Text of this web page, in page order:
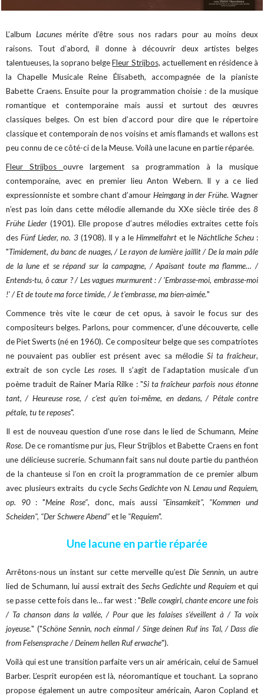
L’album Lacunesmérite d’être sous nos radars pour au moins deux
raisons. Tout d’abord, il donne à découvrir deux artistes belges
talentueuses, la soprano belgeFleur Strijbos, actuellement en résidence à
la Chapelle Musicale Reine Élisabeth, accompagnée de la pianiste
Babette Craens. Ensuite pour la programmation choisie : de la musique
romantique et contemporaine mais aussi et surtout des œuvres
classiques belges. On est bien d’accord pour dire que le répertoire
classique et contemporain de nos voisins et amis flamands et wallons est
peu connu de ce côté-ci de la Meuse. Voilà une lacune en partie réparée.
Fleur Strijbosouvre largement sa programmation à la musique
contemporaine, avec en premier lieu Anton Webern. Il y a ce lied
expressionniste et sombre chant d’amour Heimgang in der Frühe. Wagner
n’est pas loin dans cette mélodie allemande du XXe siècle tirée des 8
Frühe Lieder(1901). Elle propose d’autres mélodies extraites cette fois
desFünf Lieder, no. 3(1908). Il y a leHimmelfahrt et le Nächtliche Scheu:
"Timidement, du banc de nuages, / Le rayon de lumière jaillit / De la main pâle
de la lune et se répand sur la campagne, / Apaisant toute ma flamme… /
Entends-tu, ô cœur ? / Les vagues murmurent : / 'Embrasse-moi, embrasse-moi
!' / Et de toute ma force timide, / Je t'embrasse, ma bien-aimée."
Commence très vite le cœur de cet opus, à savoir le focus sur des
compositeurs belges. Parlons, pour commencer, d’une découverte, celle
de Piet Swerts (né en 1960). Ce compositeur belge que ses compatriotes
ne pouvaient pas oublier est présent avec sa mélodie Si ta fraîcheur,
extrait de son cycle Les roses. Il s’agit de l’adaptation musicale d’un
poème traduit de Rainer Maria Rilke : "Si ta fraîcheur parfois nous étonne
tant, / Heureuse rose, / c’est qu’en toi-même, en dedans, / Pétale contre
pétale, tu te reposes".
Il est de nouveau question d’une rose dans le lied de Schumann, Meine
Rose. De ce romantisme pur jus, Fleur Strijblos et Babette Craens en font
une délicieuse sucrerie. Schumann fait sans nul doute partie du panthéon
de la chanteuse si l’on en croit la programmation de ce premier album
avec plusieurs extraits du cycle Sechs Gedichte von N. Lenau und Requiem,
op. 90: "Meine Rose", donc, mais aussi"Einsamkeit", "Kommen und
Scheiden", "Der Schwere Abend"et le "Requiem".
Une lacune en partie réparée
Arrêtons-nous un instant sur cette merveille qu’estDie Sennin, un autre
lied de Schumann, lui aussi extrait des Sechs Gedichte und Requiemet qui
se passe cette fois dans le… far west : "Belle cowgirl, chante encore une fois
/ Ta chanson dans la vallée, / Pour que les falaises s'éveillent à / Ta voix
joyeuse." ("Schöne Sennin, noch einmal / Singe deinen Ruf ins Tal, / Dass die
from Felsensprache / Deinem hellen Ruf erwache").
Voilà qui est une transition parfaite vers un air américain, celui de Samuel
Barber. L’esprit européen est là, néoromantique et touchant. La soprano
propose également un autre compositeur américain, Aaron Copland et